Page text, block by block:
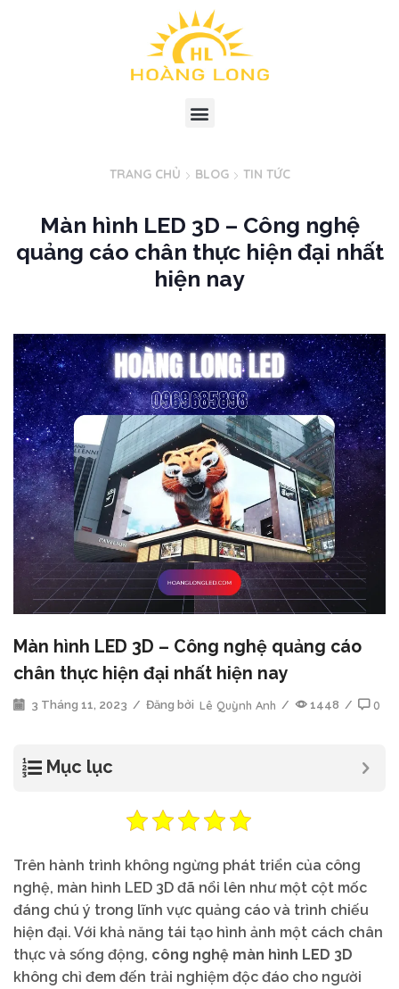
TRANG CHỦ BLOG TIN TỨC
Màn hình LED 3D – Công nghệ
quảng cáo chân thực hiện đại nhất
hiện nay
Màn hình LED 3D – Công nghệ quảng cáo
chân thực hiện đại nhất hiện nay
3 Tháng 11, 2023 / Đăng bởi Lê Quỳnh Anh / 1448 / 0
Mục lục
Trên hành trình không ngừng phát triển của công
nghệ, màn hình LED 3D đã nổi lên như một cột mốc
đáng chú ý trong lĩnh vực quảng cáo và trình chiếu
hiện đại. Với khả năng tái tạo hình ảnh một cách chân
thực và sống động, công nghệ màn hình LED 3D
không chỉ đem đến trải nghiệm độc đáo cho người